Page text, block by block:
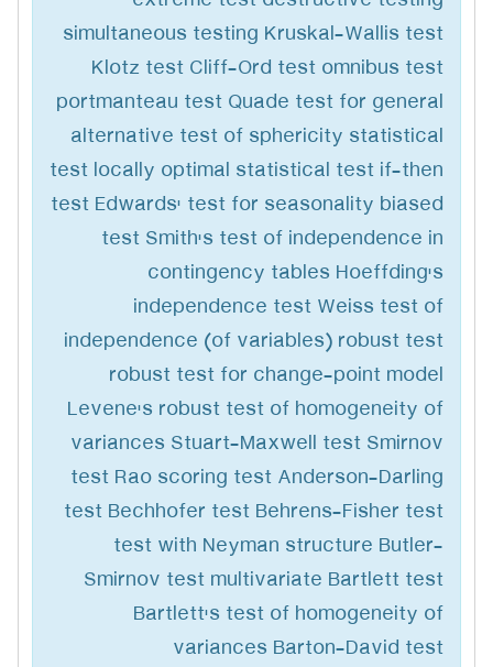
simultaneous testing Kruskal-Wallis test
Klotz test Cliff-Ord test omnibus test
portmanteau test Quade test for general
alternative test of sphericity statistical
test locally optimal statistical test if-then
test Edwards' test for seasonality biased
test Smith's test of independence in
contingency tables Hoeffding's
independence test Weiss test of
independence (of variables) robust test
robust test for change-point model
Levene's robust test of homogeneity of
variances Stuart-Maxwell test Smirnov
test Rao scoring test Anderson-Darling
test Bechhofer test Behrens-Fisher test
test with Neyman structure Butler-
Smirnov test multivariate Bartlett test
Bartlett's test of homogeneity of
variances Barton-David test